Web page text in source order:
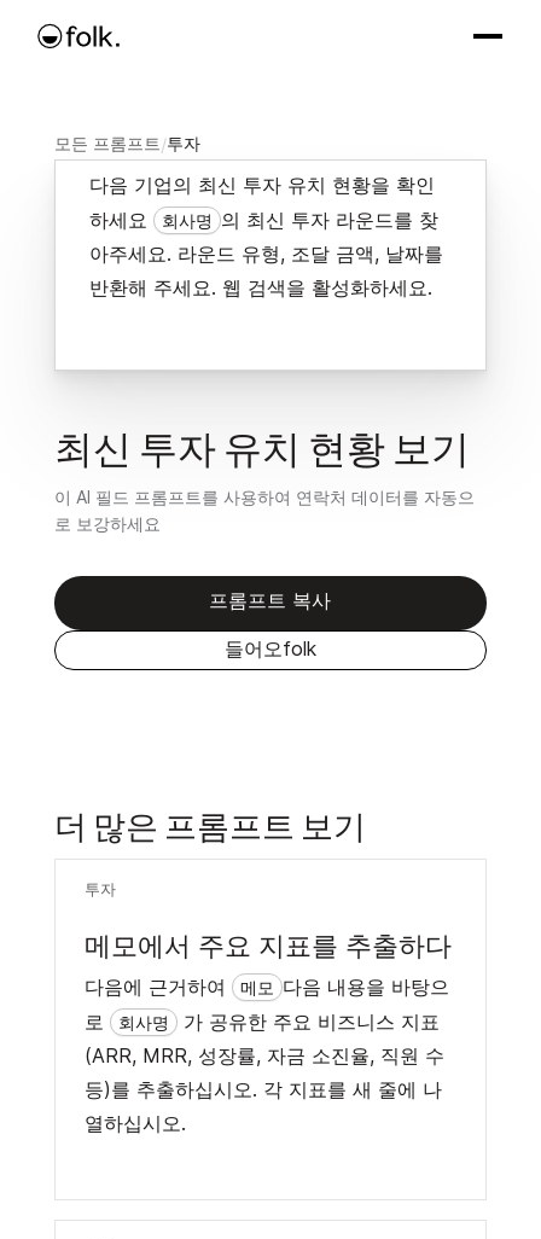
모든 프롬프트/투자
다음 기업의 최신 투자 유치 현황을 확인
하세요 회사명 의 최신 투자 라운드를 찾
아주세요. 라운드 유형, 조달 금액, 날짜를
반환해 주세요. 웹 검색을 활성화하세요.
최신 투자 유치 현황 보기
이 AI 필드 프롬프트를 사용하여 연락처 데이터를 자동으
로 보강하세요
프롬프트 복사
들어오folk
더 많은 프롬프트 보기
투자
메모에서 주요 지표를 추출하다
다음에 근거하여 메모 다음 내용을 바탕으
로
회사명 가 공유한 주요 비즈니스 지표
(ARR, MRR, 성장률, 자금 소진율, 직원 수
등)를 추출하십시오. 각 지표를 새 줄에 나
열하십시오.